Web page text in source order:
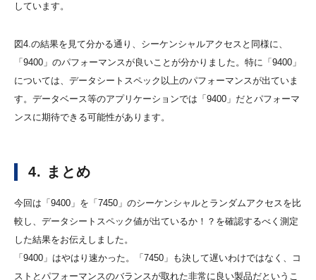
しています。
図4.の結果を見て分かる通り、シーケンシャルアクセスと同様に、
「9400」のパフォーマンスが良いことが分かりました。特に「9400」
については、データシートスペック以上のパフォーマンスが出ていま
す。データベース等のアプリケーションでは「9400」だとパフォーマ
ンスに期待できる可能性があります。
4. まとめ
今回は「9400」を「7450」のシーケンシャルとランダムアクセスを比
較し、データシートスペック値が出ているか！？を確認するべく測定
した結果をお伝えしました。
「9400」はやはり速かった。「7450」も決して遅いわけではなく、コ
ストとパフォーマンスのバランスが取れた非常に良い製品だというこ